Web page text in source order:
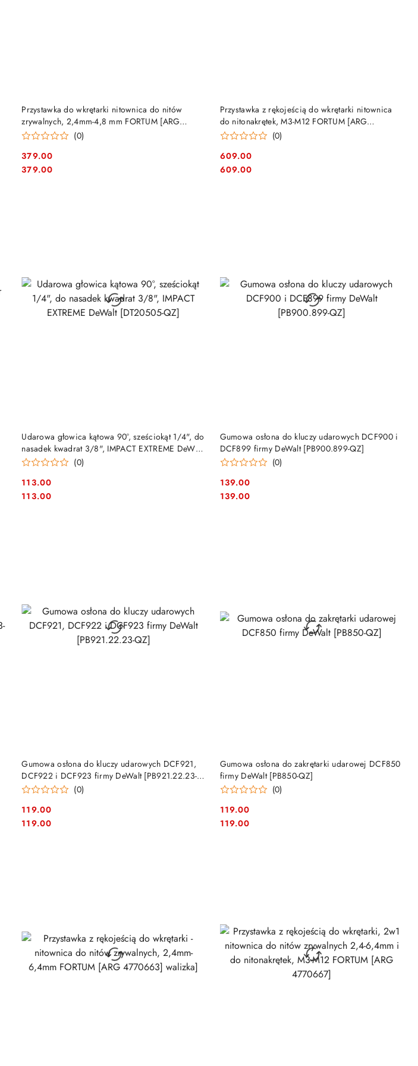
Przystawka do wkrętarki nitownica do nitów
zrywalnych, 2,4mm-4,8 mm FORTUM [ARG
4770651] walizka
(0)
Cena:
379.00
Cena:
379.00
DO KOSZYKA
Przystawka z rękojeścią do wkrętarki nitownica
do nitonakrętek, M3-M12 FORTUM [ARG
4770664] walizka
(0)
Cena:
609.00
Cena:
609.00
DO KOSZYKA
Udarowa głowica kątowa 90°, sześciokąt 1/4", do
nasadek kwadrat 3/8", IMPACT EXTREME DeWalt
[DT20505-QZ](0)
Cena:
113.00
Cena:
113.00
DO KOSZYKA
Gumowa osłona do kluczy udarowych DCF900 i
DCF899 firmy DeWalt [PB900.899-QZ]
(0)
Cena:
139.00
Cena:
139.00
PRODUKT NIEDOSTĘPNY
Gumowa osłona do kluczy udarowych DCF921,
DCF922 i DCF923 firmy DeWalt [PB921.22.23-
QZ]
(0)
Cena:
119.00
Cena:
119.00
PRODUKT NIEDOSTĘPNY
Gumowa osłona do zakrętarki udarowej DCF850
firmy DeWalt [PB850-QZ]
(0)
Cena:
119.00
Cena:
119.00
PRODUKT NIEDOSTĘPNY